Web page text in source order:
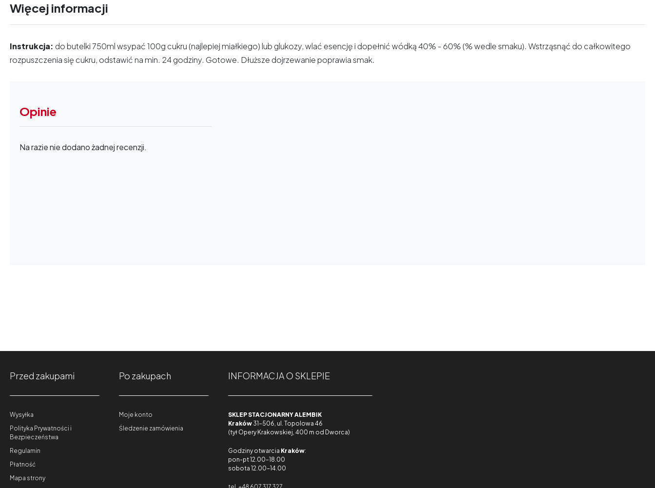
Więcej informacji
Instrukcja: do butelki 750ml wsypać 100g cukru (najlepiej miałkiego) lub glukozy, wlać esencję i dopełnić wódką 40% - 60% (% wedle smaku). Wstrząsnąć do całkowitego
rozpuszczenia się cukru, odstawić na min. 24 godziny. Gotowe. Dłuższe dojrzewanie poprawia smak.
Opinie
Na razie nie dodano żadnej recenzji.
Przed zakupami
Wysyłka
Polityka Prywatności i
Bezpieczeństwa
Regulamin
Płatność
Mapa strony
Po zakupach
Moje konto
Śledzenie zamówienia
INFORMACJA O SKLEPIE
SKLEP STACJONARNY ALEMBIK
Kraków 31-506, ul. Topolowa 46
(tył Opery Krakowskiej, 400 m od Dworca)
Godziny otwarcia Kraków:
pon-pt 12.00-18.00
sobota 12.00-14.00